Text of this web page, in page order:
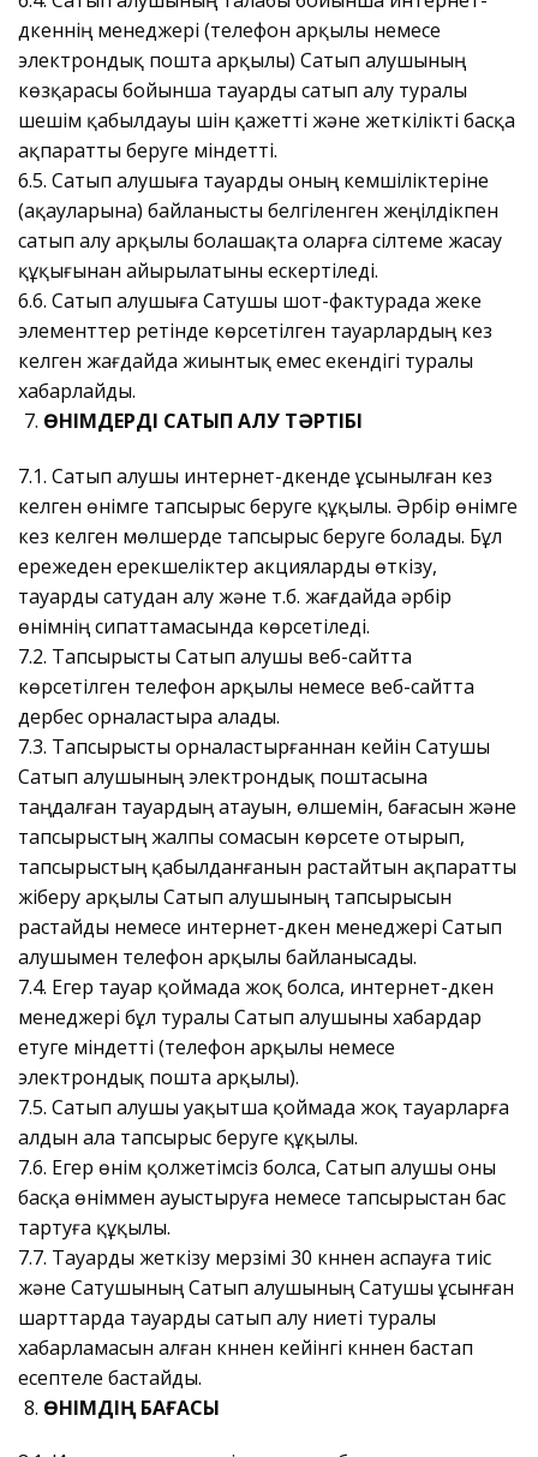
дүкеннің менеджері (телефон арқылы немесе
электрондық пошта арқылы) Сатып алушының
көзқарасы бойынша тауарды сатып алу туралы
шешім қабылдауы үшін қажетті және жеткілікті басқа
ақпаратты беруге міндетті.
6.5. Сатып алушыға тауарды оның кемшіліктеріне
(ақауларына) байланысты белгіленген жеңілдікпен
сатып алу арқылы болашақта оларға сілтеме жасау
құқығынан айырылатыны ескертіледі.
6.6. Сатып алушыға Сатушы шот-фактурада жеке
элементтер ретінде көрсетілген тауарлардың кез
келген жағдайда жиынтық емес екендігі туралы
хабарлайды.
ӨНІМДЕРДІ САТЫП АЛУ ТӘРТІБІ
7.1. Сатып алушы интернет-дүкенде ұсынылған кез
келген өнімге тапсырыс беруге құқылы. Әрбір өнімге
кез келген мөлшерде тапсырыс беруге болады. Бұл
ережеден ерекшеліктер акцияларды өткізу,
тауарды сатудан алу және т.б. жағдайда әрбір
өнімнің сипаттамасында көрсетіледі.
7.2. Тапсырысты Сатып алушы веб-сайтта
көрсетілген телефон арқылы немесе веб-сайтта
дербес орналастыра алады.
7.3. Тапсырысты орналастырғаннан кейін Сатушы
Сатып алушының электрондық поштасына
таңдалған тауардың атауын, өлшемін, бағасын және
тапсырыстың жалпы сомасын көрсете отырып,
тапсырыстың қабылданғанын растайтын ақпаратты
жіберу арқылы Сатып алушының тапсырысын
растайды немесе интернет-дүкен менеджері Сатып
алушымен телефон арқылы байланысады.
7.4. Егер тауар қоймада жоқ болса, интернет-дүкен
менеджері бұл туралы Сатып алушыны хабардар
етуге міндетті (телефон арқылы немесе
электрондық пошта арқылы).
7.5. Сатып алушы уақытша қоймада жоқ тауарларға
алдын ала тапсырыс беруге құқылы.
7.6. Егер өнім қолжетімсіз болса, Сатып алушы оны
басқа өніммен ауыстыруға немесе тапсырыстан бас
тартуға құқылы.
7.7. Тауарды жеткізу мерзімі 30 күннен аспауға тиіс
және Сатушының Сатып алушының Сатушы ұсынған
шарттарда тауарды сатып алу ниеті туралы
хабарламасын алған күннен кейінгі күннен бастап
есептеле бастайды.
ӨНІМДІҢ БАҒАСЫ